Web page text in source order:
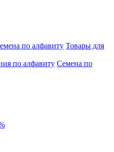
по алфавиту Товары для
по алфавиту Семена по